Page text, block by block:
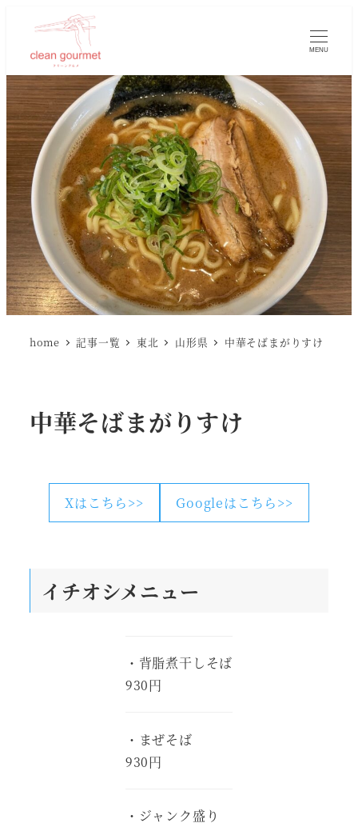
MENU
home 記事一覧 東北 山形県 中華そばまがりすけ
中華そばまがりすけ
Xはこちら>> Googleはこちら>>
イチオシメニュー
・背脂煮干しそば
930円
・まぜそば
930円
・ジャンク盛り